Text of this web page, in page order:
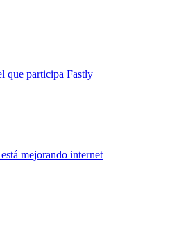
que participa Fastly
mejorando internet